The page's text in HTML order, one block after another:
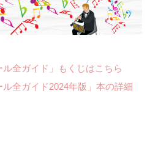
ル全ガイド」もくじはこちら
ル全ガイド2024年版」本の詳細